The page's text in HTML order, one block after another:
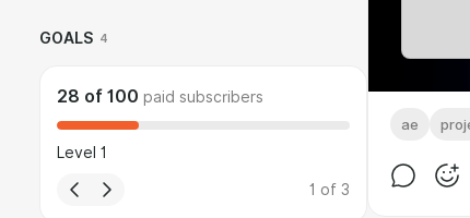
GOALS 4
28 of 100 paid subscribers
Level 1
1 of 3
ae